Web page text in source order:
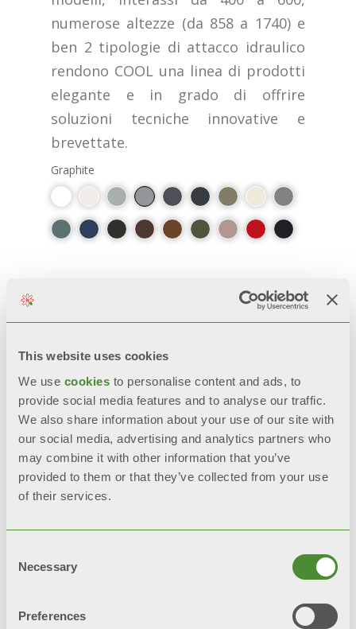
This website uses cookies
We use cookies to personalise content and ads, to
provide social media features and to analyse our traffic.
We also share information about your use of our site with
our social media, advertising and analytics partners who
may combine it with other information that you’ve
provided to them or that they’ve collected from your use
of their services.
Selection
Necessary
Preferences
numerose altezze (da 858 a 1740) e
ben 2 tipologie di attacco idraulico
rendono COOL una linea di prodotti
elegante e in grado di offrire
soluzioni tecniche innovative e
brevettate.
Graphite
Повна антикорозійна обробка
Aleternum, як стандарт
Висока стійкість до корозії
Подвійне покриття для міцної
НАДІСЛАТИ ЗАПИТ